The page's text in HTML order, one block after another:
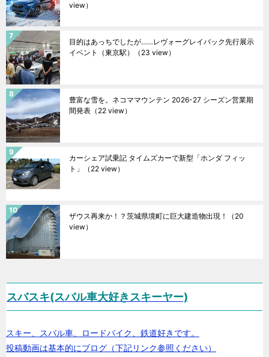
view）
目的はあっちでしたが……レヴォーグレイバック先行展示
イベント（東京駅）
（23 view）
豊富な雪を。ネコママウンテン 2026-27 シーズン営業期
間発表 （22 view）
カーシェア試乗記 タイムズカーで新型「ホンダ フィッ
ト」
（22 view）
ザウス再来か！？茨城県境町に巨大建造物出現！
（20
view）
スバスキ(スバル車大好きスキーヤー)
スキー、スバル車、ロードバイク、鉄道好きです。
投稿動画は基本的にブログ（下記リンク参照ください）